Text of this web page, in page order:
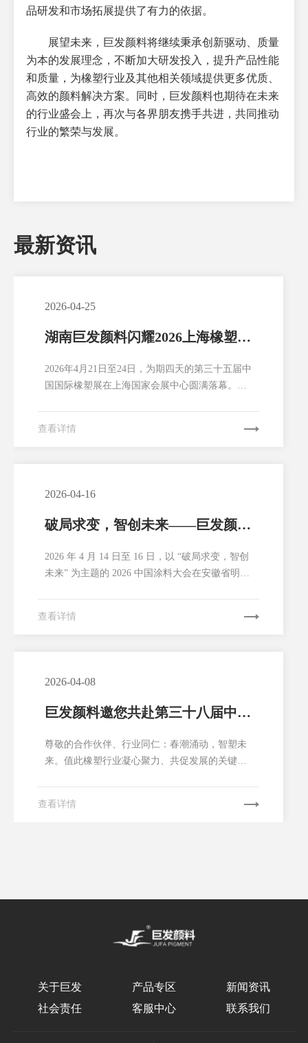
品研发和市场拓展提供了有力的依据。
展望未来，巨发颜料将继续秉承创新驱动、质量
为本的发展理念，不断加大研发投入，提升产品性能
和质量，为橡塑行业及其他相关领域提供更多优质、
高效的颜料解决方案。同时，巨发颜料也期待在未来
的行业盛会上，再次与各界朋友携手共进，共同推动
行业的繁荣与发展。
最新资讯
2026-04-25
湖南巨发颜料闪耀2026上海橡塑
2026年4月21日至24日，为期四天的第三十五届中
国国际橡塑展在上海国家会展中心圆满落幕。湖
最新成果与创新实力。本次展会，湖南巨发颜料
查看详情
2026-04-16
破局求变，智创未来——巨发颜料
大会
2026 年 4 月 14 日至 16 日，以 “破局求变，智创
未来” 为主题的 2026 中国涂料大会在安徽省明光
业专家、上下游企业代表等千余名行业精英，聚
查看详情
2026-04-08
巨发颜料邀您共赴第三十八届中国
尊敬的合作伙伴、行业同仁：春潮涌动，智塑未
来。值此橡塑行业凝心聚力、共促发展的关键时
展），与湖南巨发颜料有限公司（以下简称“巨发
查看详情
关于巨发 产品专区
新闻资讯
社会责任
客服中心 联系我们